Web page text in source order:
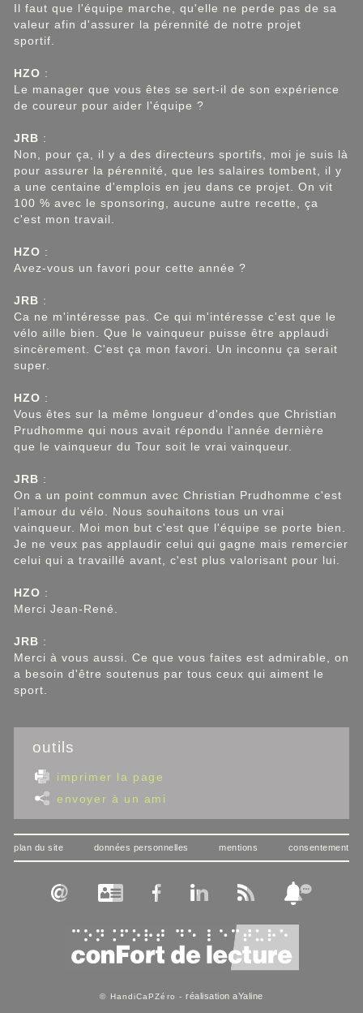
Il faut que l'équipe marche, qu'elle ne perde pas de sa
valeur afin d'assurer la pérennité de notre projet
sportif.
HZO :
Le manager que vous êtes se sert-il de son expérience
de coureur pour aider l'équipe ?
JRB :
Non, pour ça, il y a des directeurs sportifs, moi je suis là
pour assurer la pérennité, que les salaires tombent, il y
a une centaine d'emplois en jeu dans ce projet. On vit
100 % avec le sponsoring, aucune autre recette, ça
c'est mon travail.
HZO :
Avez-vous un favori pour cette année ?
JRB :
Ca ne m'intéresse pas. Ce qui m'intéresse c'est que le
vélo aille bien. Que le vainqueur puisse être applaudi
sincèrement. C'est ça mon favori. Un inconnu ça serait
super.
HZO :
Vous êtes sur la même longueur d'ondes que Christian
Prudhomme qui nous avait répondu l'année dernière
que le vainqueur du Tour soit le vrai vainqueur.
JRB :
On a un point commun avec Christian Prudhomme c'est
l'amour du vélo. Nous souhaitons tous un vrai
vainqueur. Moi mon but c'est que l'équipe se porte bien.
Je ne veux pas applaudir celui qui gagne mais remercier
celui qui a travaillé avant, c'est plus valorisant pour lui.
HZO :
Merci Jean-René.
JRB :
Merci à vous aussi. Ce que vous faites est admirable, on
a besoin d'être soutenus par tous ceux qui aiment le
sport.
outils
imprimer la page
envoyer à un ami
plan du site données personnelles mentions consentement
© HandiCaPZéro -réalisation aYaline